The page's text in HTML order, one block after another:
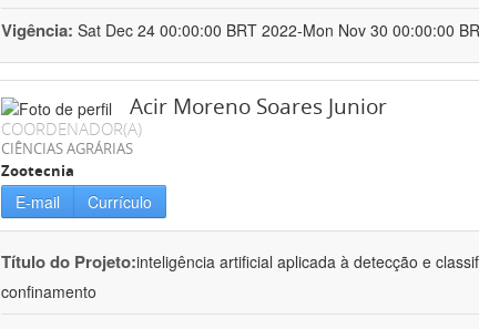
Vigência: Sat Dec 24 00:00:00 BRT 2022-Mon Nov 30 00:00:00
Acir Moreno Soares Junior
COORDENADOR(A)
CIÊNCIAS AGRÁRIAS
Zootecnia
E-mail Currículo
Título do Projeto:inteligência artificial aplicada à detecção e
confinamento